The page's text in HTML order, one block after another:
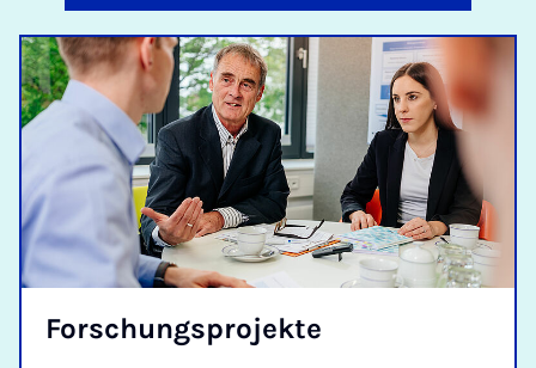
For­schungs­pro­jek­te